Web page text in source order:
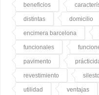
beneficios
distintas domicilio
encimera barcelona
funcionales
pavimento
revestimiento
utilidad ventajas